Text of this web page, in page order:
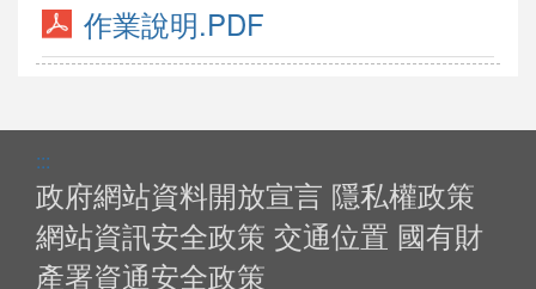
作業說明.PDF
:::
政府網站資料開放宣言 隱私權政策
網站資訊安全政策 交通位置 國有財
產署資通安全政策